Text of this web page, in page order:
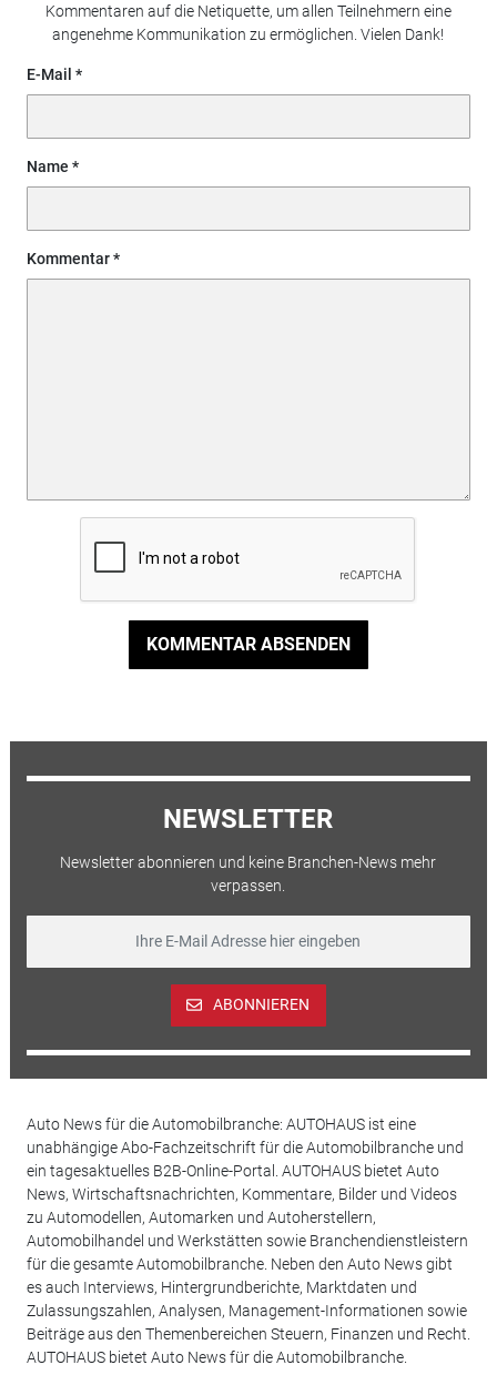
Kommentaren auf die Netiquette, um allen Teilnehmern eine
angenehme Kommunikation zu ermöglichen. Vielen Dank!
E-Mail
Name
Kommentar
KOMMENTAR ABSENDEN
NEWSLETTER
Newsletter abonnieren und keine Branchen-News mehr
verpassen.
ABONNIEREN
Auto News für die Automobilbranche: AUTOHAUS ist eine
unabhängige Abo-Fachzeitschrift für die Automobilbranche und
ein tagesaktuelles B2B-Online-Portal. AUTOHAUS bietet Auto
News, Wirtschaftsnachrichten, Kommentare, Bilder und Videos
zu Automodellen, Automarken und Autoherstellern,
Automobilhandel und Werkstätten sowie Branchendienstleistern
für die gesamte Automobilbranche. Neben den Auto News gibt
es auch Interviews, Hintergrundberichte, Marktdaten und
Zulassungszahlen, Analysen, Management-Informationen sowie
Beiträge aus den Themenbereichen Steuern, Finanzen und Recht.
AUTOHAUS bietet Auto News für die Automobilbranche.